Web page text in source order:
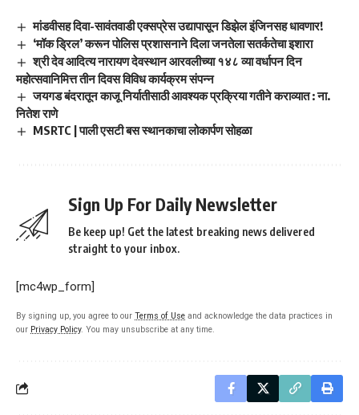
मांडवीसह दिवा-सावंतवाडी एक्सप्रेस उद्यापासून डिझेल इंजिनसह धावणार!
‘मॉक ड्रिल’ करून पोलिस प्रशासनाने दिला जनतेला सतर्कतेचा इशारा
श्री देव आदित्य नारायण देवस्थान आरवलीच्या १४८ व्या वर्धापन दिन
महोत्सवानिमित्त तीन दिवस विविध कार्यक्रम संपन्न
जयगड बंदरातून काजू निर्यातीसाठी आवश्यक प्रक्रिया गतीने कराव्यात : ना.
नितेश राणे
MSRTC | पाली एसटी बस स्थानकाचा लोकार्पण सोहळा
Sign Up For Daily Newsletter
Be keep up! Get the latest breaking news delivered
straight to your inbox.
[mc4wp_form]
By signing up, you agree to our Terms of Use and acknowledge the data practices in
our Privacy Policy. You may unsubscribe at any time.